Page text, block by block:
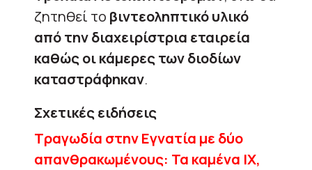
ζητηθεί το βιντεοληπτικό υλικό
από την διαχειρίστρια εταιρεία
καθώς οι κάμερες των διοδίων
καταστράφηκαν.
Σχετικές ειδήσεις
Τραγωδία στην Εγνατία με δύο
απανθρακωμένους: Τα καμένα ΙΧ,